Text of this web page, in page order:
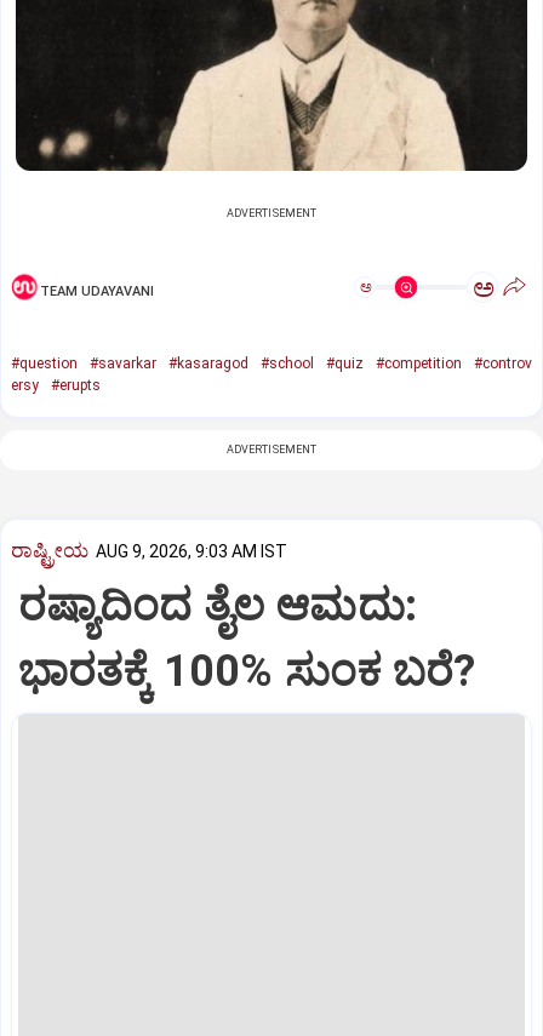
ADVERTISEMENT
TEAM UDAYAVANI ಅ ಅ
#question #savarkar #kasaragod #school #quiz #competition
#controv
ersy
#erupts
ADVERTISEMENT
ರಾಷ್ಟ್ರೀಯ AUG 9, 2026, 9:03 AM IST
ರಷ್ಯಾದಿಂದ ತೈಲ ಆಮದು:
ಭಾರತಕ್ಕೆ 100% ಸುಂಕ ಬರೆ?